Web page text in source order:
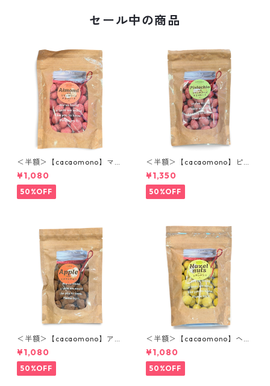
セール中の商品
＜半額＞【cacaomono】マル
コナホワイトチョコレート(フ
ランボワーズ)
¥1,080
50%OFF
＜半額＞【cacaomono】ピス
タチオフランボワーズチョコ
レート
¥1,350
50%OFF
＜半額＞【cacaomono】アッ
プルシナモンチョコレート
¥1,080
50%OFF
＜半額＞【cacaomono】ヘー
ゼルナッツレモンチョコレー
ト
¥1,080
50%OFF